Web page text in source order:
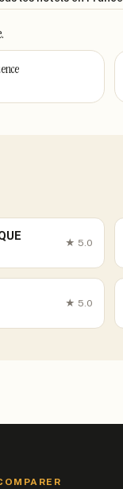
.
★ 5.0
★ 5.0